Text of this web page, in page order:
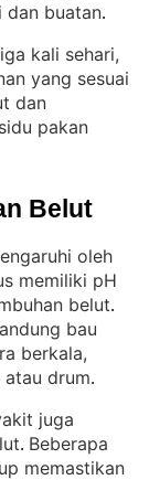
dan buatan.
kali sehari,
yang sesuai
dan
pakan
Belut
oleh
memiliki pH
belut
bau
berkala,
drum.
juga
. Beberapa
memastikan